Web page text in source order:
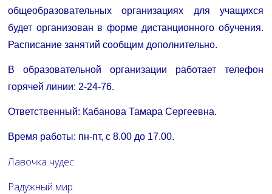
общеобразовательных организациях для учащихся
будет организован в форме дистанционного обучения.
Расписание занятий сообщим дополнительно.
В образовательной организации работает телефон
горячей линии: 2-24-76.
Ответственный: Кабанова Тамара Сергеевна.
Время работы: пн-пт, с 8.00 до 17.00.
Лавочка чудес
Радужный мир